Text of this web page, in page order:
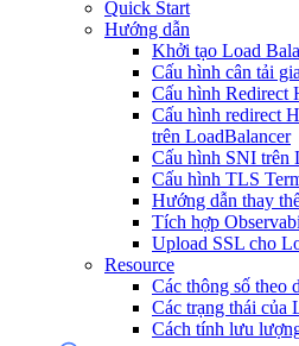
Quick Start
Hướng dẫn
Khởi tạo Load
Cấu hình cân tải
Cấu hình Redirect
Cấu hình redirect
trên LoadBalancer
Cấu hình SNI trên
Cấu hình TLS
Hướng dẫn thay
Tích hợp
Upload SSL cho
Resource
Các thông số theo
Các trạng thái của
Cách tính lưu